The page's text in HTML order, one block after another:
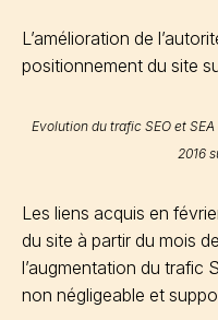
L’amélioration de
positionnement du site
Evolution du trafic SEO et
2016
Les liens acquis en
du site à partir du mois
l’augmentation du trafic
non négligeable et